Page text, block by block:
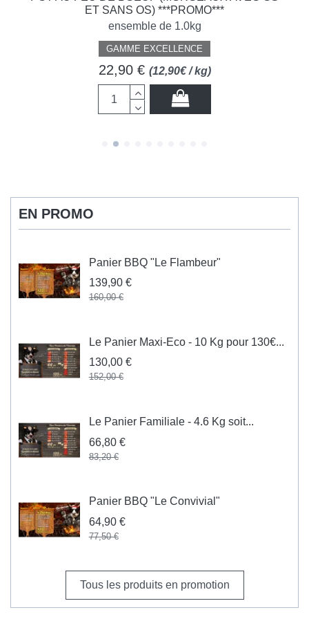
ET SANS OS) ***PROMO***
ensemble de 1.0kg
GAMME EXCELLENCE
22,90 € (12,90€ / kg)
EN PROMO
Panier BBQ "Le Flambeur"
139,90 €
160,00 €
Le Panier Maxi-Eco - 10 Kg pour 130€...
130,00 €
152,00 €
Le Panier Familiale - 4.6 Kg soit...
66,80 €
83,20 €
Panier BBQ "Le Convivial"
64,90 €
77,50 €
Tous les produits en promotion